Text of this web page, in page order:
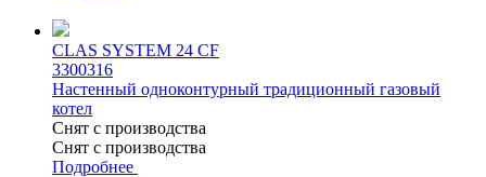
CLAS SYSTEM 24 CF
3300316
Настенный одноконтурный традиционный газовый
котел
Снят с производства
Снят с производства
Подробнее